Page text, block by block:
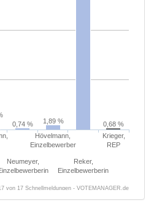
0,74 %
1,89 %
0,68 %
Neumeyer,
Hövelmann,
Einzelbewerber
Reker,
Einzelbewerberin
Krieger,
REP
von 17 Schnellmeldungen - VOTEMANAGER.de